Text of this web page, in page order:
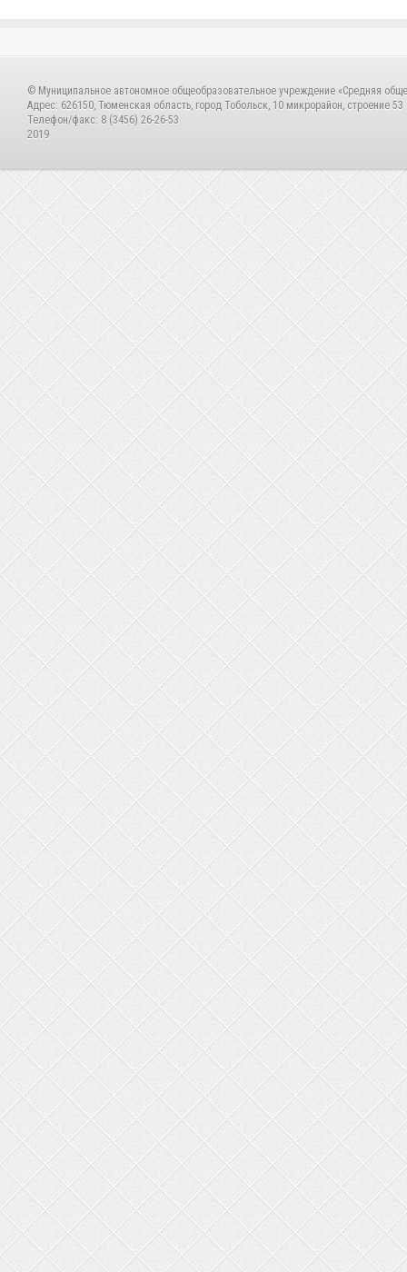
© Муниципальное автономное общеобразовательное учреждение «Средняя
Адрес: 626150, Тюменская область, город Тобольск, 10 микрорайон, строение 53
Телефон/факс: 8 (3456) 26-26-53
2019